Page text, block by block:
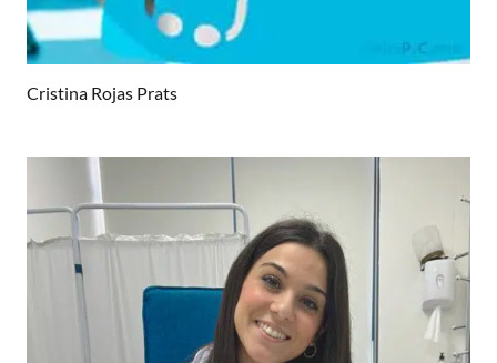
Cristina Rojas Prats